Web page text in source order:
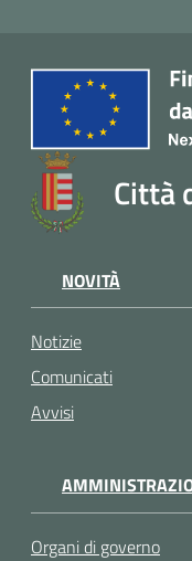
Città
NOVITÀ
Notizie
Comunicati
Avvisi
Organi di governo